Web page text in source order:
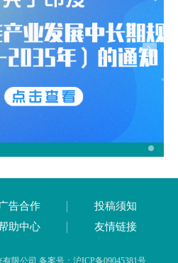
广告合作
投稿须知
助中心 友情链接
限公司 备案号：沪ICP备09045381号